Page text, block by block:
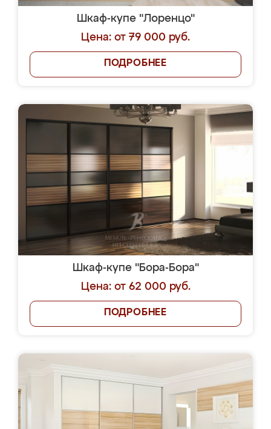
Шкаф-купе "Лоренцо"
Цена: от 79 000 руб.
ПОДРОБНЕЕ
Шкаф-купе "Бора-Бора"
Цена: от 62 000 руб.
ПОДРОБНЕЕ